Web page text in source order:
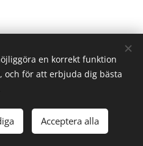
1175, 289 93 Broby
en korrekt funktion
och för att erbjuda dig bästa
Acceptera alla